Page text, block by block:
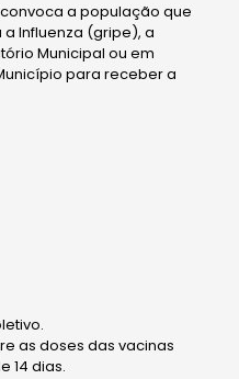
a população que
Influenza (gripe), a
Municipal ou em
para receber a
as doses das vacinas
14 dias.